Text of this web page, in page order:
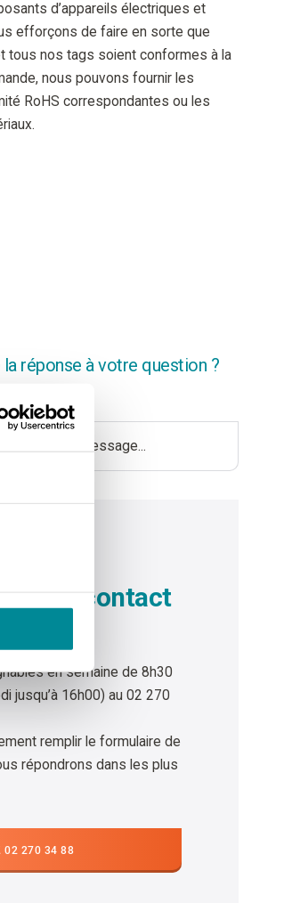
d’appareils électriques et
efforçons de faire en sorte que
tous nos tags soient conformes à la
nous pouvons fournir les
RoHS correspondantes ou les
la réponse à votre question ?
270 34 88
en contact
en semaine de 8h30
jusqu’à 16h00) au 02 270
remplir le formulaire de
répondrons dans les plus
02 270 34 88